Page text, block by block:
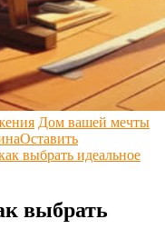
Дом вашей мечты
Оставить
выбрать идеальное
выбрать